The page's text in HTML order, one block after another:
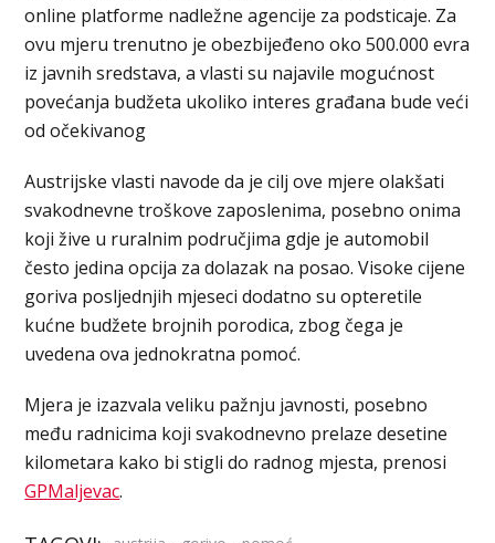
online platforme nadležne agencije za podsticaje. Za
ovu mjeru trenutno je obezbijeđeno oko 500.000 evra
iz javnih sredstava, a vlasti su najavile mogućnost
povećanja budžeta ukoliko interes građana bude veći
od očekivanog
Austrijske vlasti navode da je cilj ove mjere olakšati
svakodnevne troškove zaposlenima, posebno onima
koji žive u ruralnim područjima gdje je automobil
često jedina opcija za dolazak na posao. Visoke cijene
goriva posljednjih mjeseci dodatno su opteretile
kućne budžete brojnih porodica, zbog čega je
uvedena ova jednokratna pomoć.
Mjera je izazvala veliku pažnju javnosti, posebno
među radnicima koji svakodnevno prelaze desetine
kilometara kako bi stigli do radnog mjesta, prenosi
GPMaljevac.